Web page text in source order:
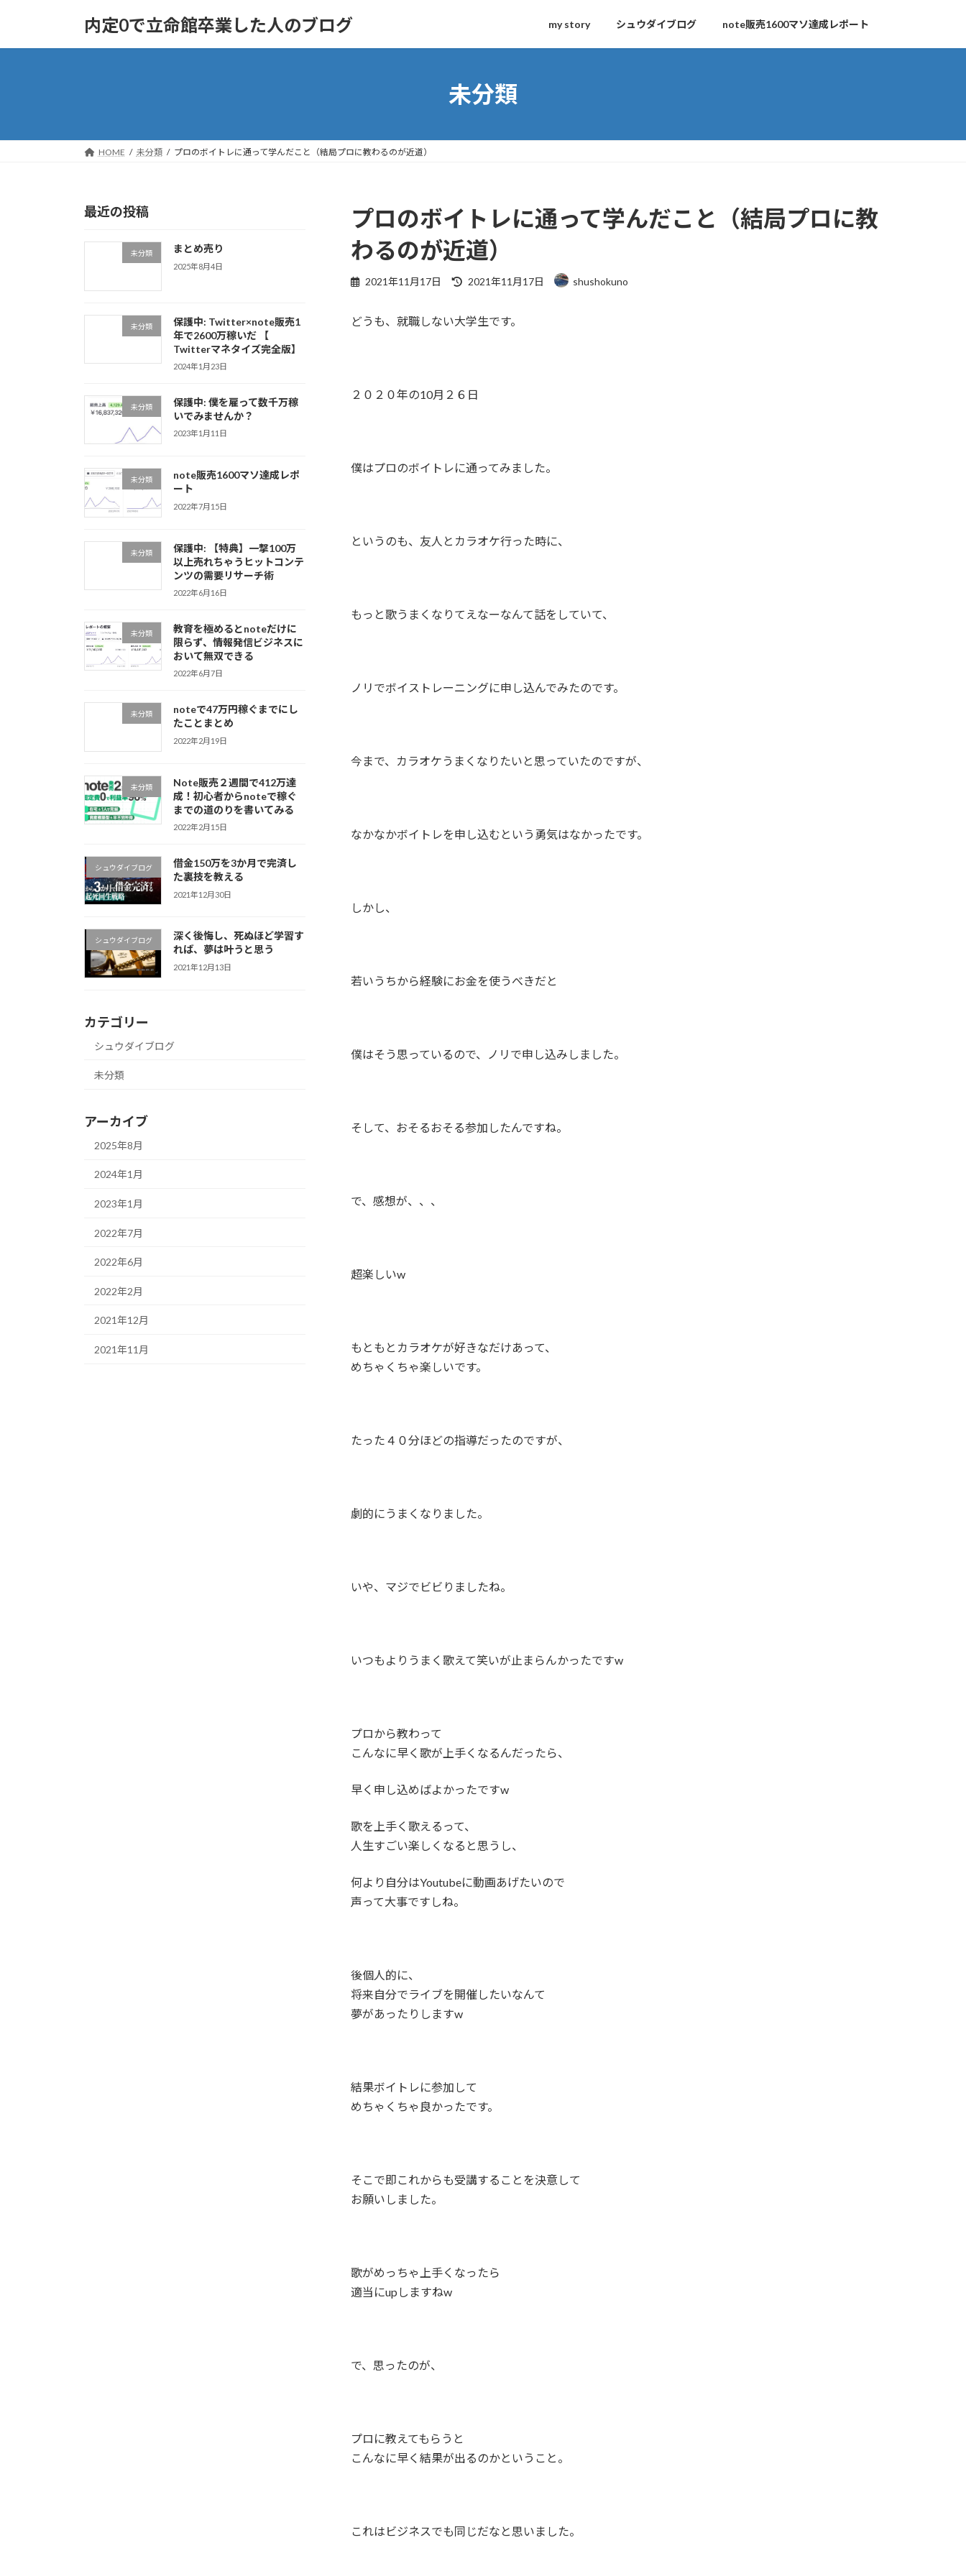
内定0で立命館卒業した人のブログ my story シュウダイブログ note販売1600マソ達成レポート
未分類
HOME 未分類 プロのボイトレに通って学んだこと（結局プロに教わるのが近道）
プロのボイトレに通って学んだこと（結局プロに教
わるのが近道）
2021年11月17日
最
新
2021年11月17日 shushokuno
どうも、就職しない大学生です。
２０２０年の10月２６日
僕はプロのボイトレに通ってみました。
というのも、友人とカラオケ行った時に、
もっと歌うまくなりてえなーなんて話をしていて、
ノリでボイストレーニングに申し込んでみたのです。
今まで、カラオケうまくなりたいと思っていたのですが、
なかなかボイトレを申し込むという勇気はなかったです。
しかし、
若いうちから経験にお金を使うべきだと
僕はそう思っているので、ノリで申し込みしました。
そして、おそるおそる参加したんですね。
で、感想が、、、
超楽しいw
もともとカラオケが好きなだけあって、
めちゃくちゃ楽しいです。
たった４０分ほどの指導だったのですが、
劇的にうまくなりました。
いや、マジでビビりましたね。
いつもよりうまく歌えて笑いが止まらんかったですw
プロから教わって
こんなに早く歌が上手くなるんだったら、
早く申し込めばよかったですw
歌を上手く歌えるって、
人生すごい楽しくなると思うし、
何より自分はYoutubeに動画あげたいので
声って大事ですしね。
後個人的に、
将来自分でライブを開催したいなんて
夢があったりしますw
結果ボイトレに参加して
めちゃくちゃ良かったです。
そこで即これからも受講することを決意して
お願いしました。
歌がめっちゃ上手くなったら
適当にupしますねw
で、思ったのが、
プロに教えてもらうと
こんなに早く結果が出るのかということ。
これはビジネスでも同じだなと思いました。
最近の投稿
未分類 まとめ売り
2025年8月4日
未分類
保護中: Twitter×note販売1
年で2600万稼いだ 【
Twitterマネタイズ完全版】
2024年1月23日
未分類
保護中: 僕を雇って数千万稼
いでみませんか？
2023年1月11日
未分類
note販売1600マソ達成レポ
ート
2022年7月15日
未分類
保護中: 【特典】一撃100万
以上売れちゃうヒットコンテ
ンツの需要リサーチ術
2022年6月16日
未分類
教育を極めるとnoteだけに
限らず、情報発信ビジネスに
おいて無双できる
2022年6月7日
未分類
noteで47万円稼ぐまでにし
たことまとめ
2022年2月19日
未分類
Note販売２週間で412万達
成！初心者からnoteで稼ぐ
までの道のりを書いてみる
2022年2月15日
シュウダイブログ
借金150万を3か月で完済し
た裏技を教える
2021年12月30日
シュウダイブログ
深く後悔し、死ぬほど学習す
れば、夢は叶うと思う
2021年12月13日
カテゴリー
シュウダイブログ
未分類
アーカイブ
2025年8月
2024年1月
2023年1月
2022年7月
2022年6月
2022年2月
2021年12月
2021年11月